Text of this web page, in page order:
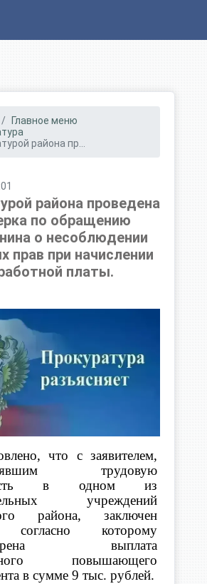
Главное меню
района пр...
района проведена
по обращению
о несоблюдении
прав при начислении
платы.
что с заявителем,
трудовую
в одном из
учреждений
района, заключен
согласно которому
выплата
повышающего
в сумме 9 тыс. рублей.